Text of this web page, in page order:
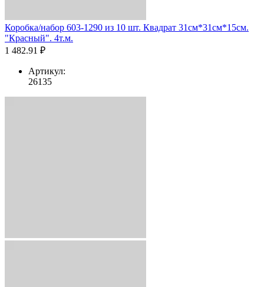
Коробка/набор 603-1290 из 10 шт. Квадрат 31см*31см*15см.
"Красный". 4т.м.
1 482.91 ₽
Артикул:
26135